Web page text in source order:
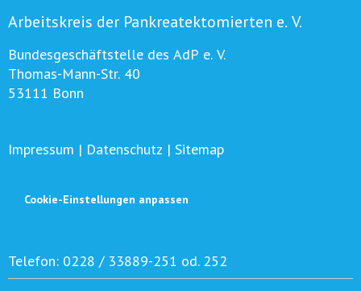
Arbeitskreis der Pankreatektomierten e. V.
Bundesgeschäftstelle des AdP e. V.
Thomas-Mann-Str. 40
53111 Bonn
Impressum | Datenschutz | Sitemap
Cookie-Einstellungen anpassen
Telefon: 0228 / 33889-251 od. 252